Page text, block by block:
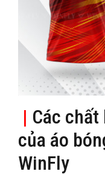
| Các
của áo
WinFly